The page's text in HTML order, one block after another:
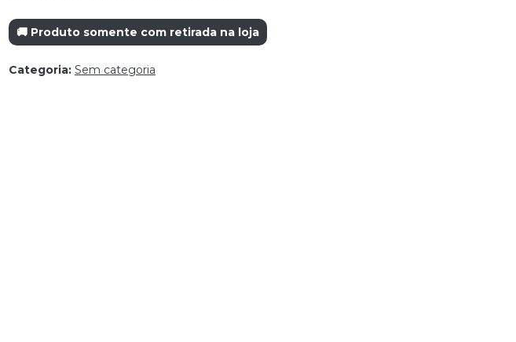
🚚 Produto somente com retirada na loja
Categoria: Sem categoria